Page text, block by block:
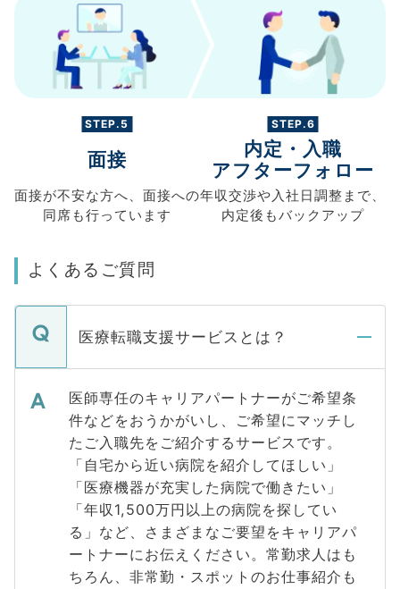
STEP.5
面接
面接が不安な方へ、 面接への
同席も行っています
STEP.6
内定・入職
アフターフォロー
年収交渉や入社日調整まで、
内定後もバックアップ
よくあるご質問
医療転職支援サービスとは？
医師専任のキャリアパートナーがご希望条
件などをおうかがいし、ご希望にマッチし
たご入職先をご紹介するサービスです。
「自宅から近い病院を紹介してほしい」
「医療機器が充実した病院で働きたい」
「年収1,500万円以上の病院を探してい
る」など、さまざまなご要望をキャリアパ
ートナーにお伝えください。常勤求人はも
ちろん、非常勤・スポットのお仕事紹介も